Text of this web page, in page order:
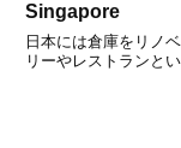
Singapore
日本には倉庫をリノ
リーやレストランとい